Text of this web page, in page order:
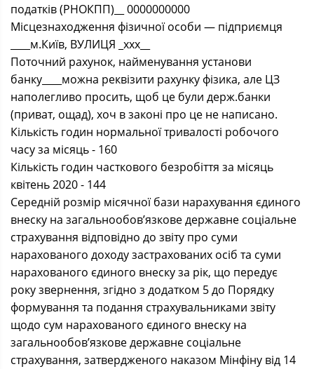
податків (РНОКПП)__ 0000000000
Місцезнаходження фізичної особи — підприємця
____м.Київ, ВУЛИЦЯ _ххх__
Поточний рахунок, найменування установи
банку____можна реквізити рахунку фізика, але ЦЗ
наполегливо просить, щоб це були держ.банки
(приват, ощад), хоч в законі про це не написано.
Кількість годин нормальної тривалості робочого
часу за місяць - 160
Кількість годин часткового безробіття за місяць
квітень 2020 - 144
Середній розмір місячної бази нарахування єдиного
внеску на загальнообов’язкове державне соціальне
страхування відповідно до звіту про суми
нарахованого доходу застрахованих осіб та суми
нарахованого єдиного внеску за рік, що передує
року звернення, згідно з додатком 5 до Порядку
формування та подання страхувальниками звіту
щодо сум нарахованого єдиного внеску на
загальнообов’язкове державне соціальне
страхування, затвердженого наказом Мінфіну від 14